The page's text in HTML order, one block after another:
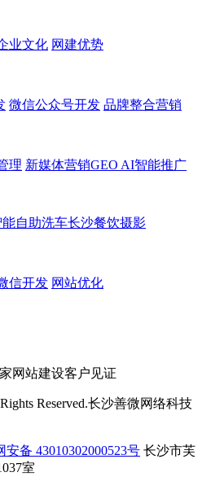
业文化 网建优势
微信公众号开发 品牌整合营销
理 新媒体营销GEO AI智能推广
能自助洗车长沙餐饮摄影
信开发 网站优化
网站建设客户见证
Reserved.长沙善微网络科技
安备 43010302000523号 长沙市芙
室